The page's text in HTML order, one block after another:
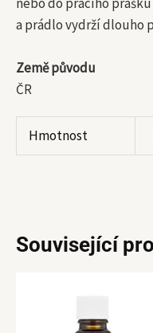
a prádlo vydrží dlouho
Země původu
ČR
Hmotnost
Související